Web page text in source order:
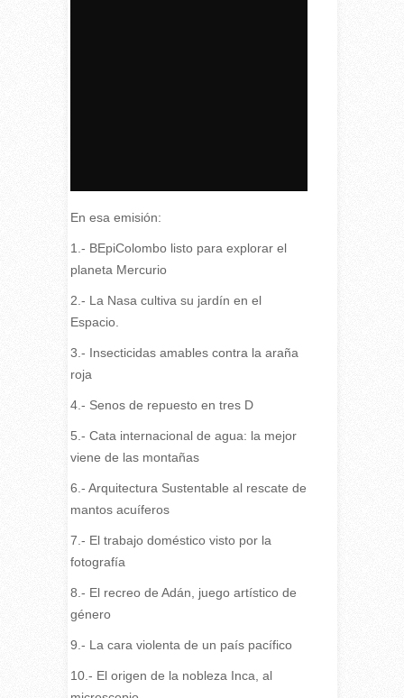
En esa emisión:
1.- BEpiColombo listo para explorar el
planeta Mercurio
2.- La Nasa cultiva su jardín en el
Espacio.
3.- Insecticidas amables contra la araña
roja
4.- Senos de repuesto en tres D
5.- Cata internacional de agua: la mejor
viene de las montañas
6.- Arquitectura Sustentable al rescate de
mantos acuíferos
7.- El trabajo doméstico visto por la
fotografía
8.- El recreo de Adán, juego artístico de
género
9.- La cara violenta de un país pacífico
10.- El origen de la nobleza Inca, al